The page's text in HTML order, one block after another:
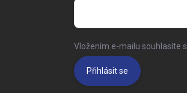
Vložením e-mailu souhlasíte s
Přihlásit se